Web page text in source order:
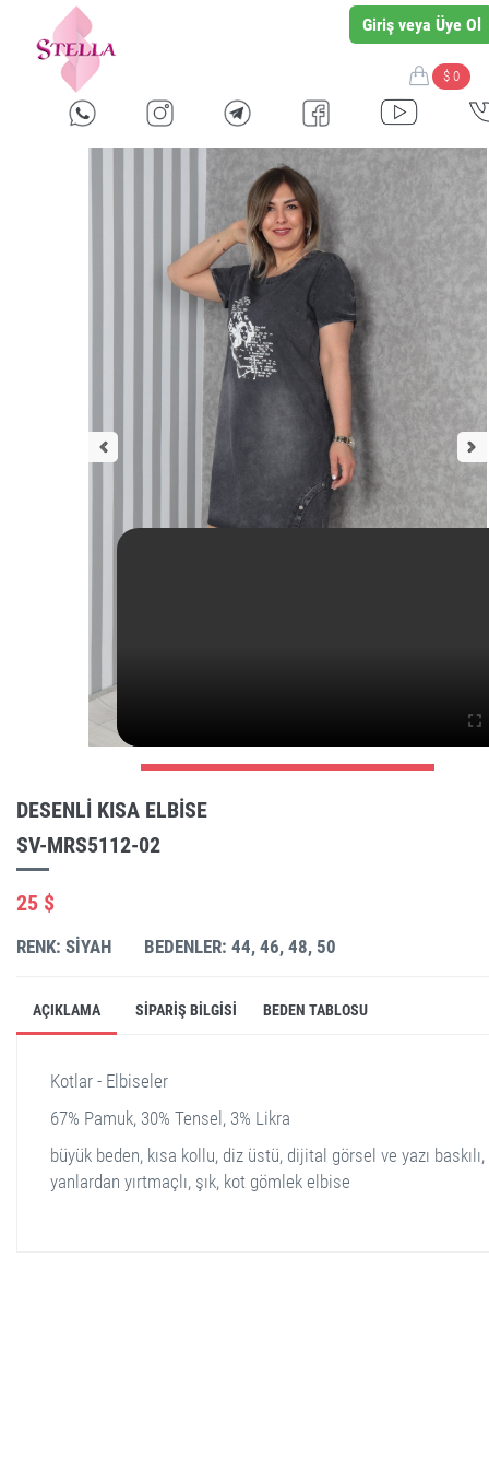
Giriş veya Üye Ol
$ 0
DESENLI KISA ELBISE
SV-MRS5112-02
25 $
RENK: SIYAH BEDENLER: 44, 46, 48, 50
AÇIKLAMA SIPARIŞ BILGISI BEDEN TABLOSU
Kotlar - Elbiseler
67% Pamuk, 30% Tensel, 3% Likra
büyük beden, kısa kollu, diz üstü, dijital görsel ve yazı baskılı,
yanlardan yırtmaçlı, şık, kot gömlek elbise